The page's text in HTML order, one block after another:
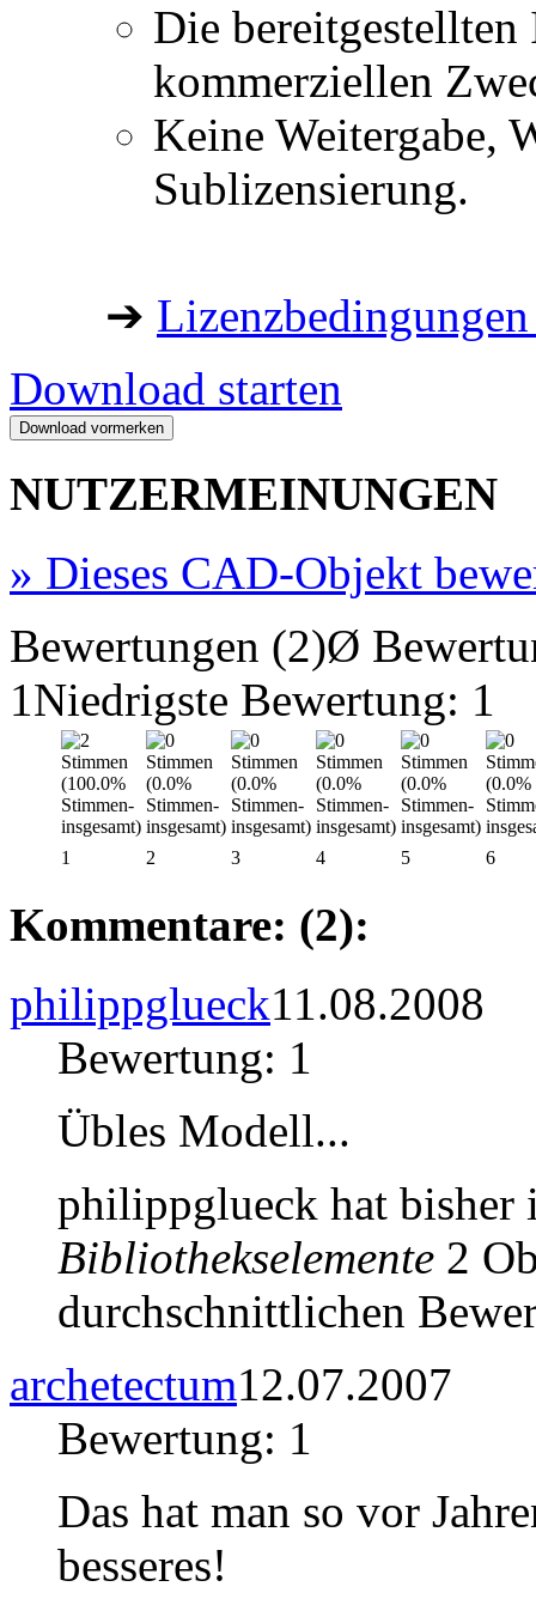
Die
kommerziellen
Keine Weitergabe,
Sublizensierung.
➔
Download starten
NUTZERMEINUNGEN
» Dieses CAD-Objekt
Bewertungen (2)Ø
1Niedrigste Bewertung: 1
1 2 3 4 5 6
Kommentare: (2):
philippglueck11.08.2008
Bewertung: 1
Übles Modell...
philippglueck hat
Bibliothekselemente 2
durchschnittlichen
archetectum12.07.2007
Bewertung: 1
Das hat man so vor
besseres!